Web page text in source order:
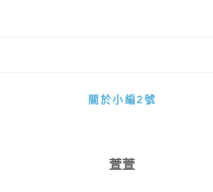
關於小編2號
萱萱